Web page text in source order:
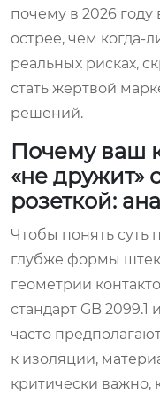
почему в 2026 году
острее, чем
реальных рисках,
стать жертвой
решений.
Почему ваш
«не дружит»
розеткой:
Чтобы понять суть
глубже формы
геометрии
стандарт GB
часто
к изоляции,
критически важно,